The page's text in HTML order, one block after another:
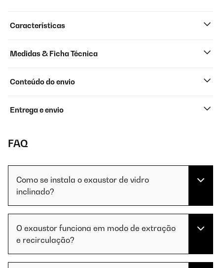
Características
Medidas & Ficha Técnica
Conteúdo do envio
Entrega e envio
FAQ
Como se instala o exaustor de vidro
inclinado?
O exaustor funciona em modo de extração
e recirculação?